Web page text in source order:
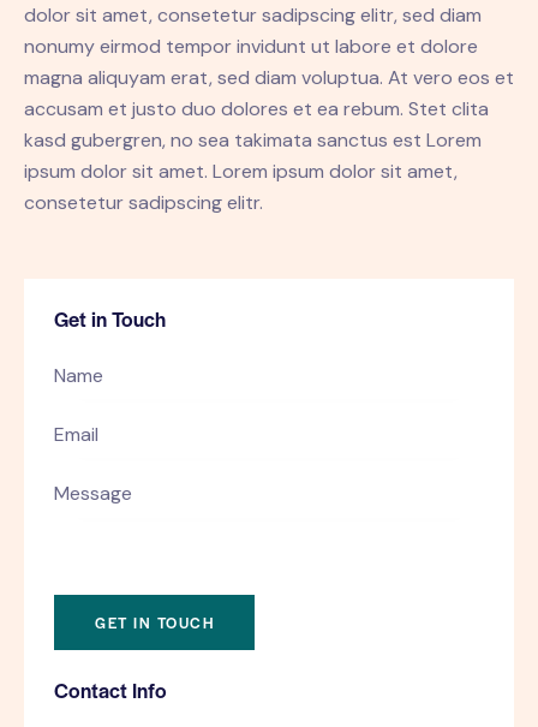
dolor sit amet, consetetur sadipscing elitr, sed diam
nonumy eirmod tempor invidunt ut labore et dolore
magna aliquyam erat, sed diam voluptua. At vero eos et
accusam et justo duo dolores et ea rebum. Stet clita
kasd gubergren, no sea takimata sanctus est Lorem
ipsum dolor sit amet. Lorem ipsum dolor sit amet,
consetetur sadipscing elitr.
Get in Touch
Contact Info